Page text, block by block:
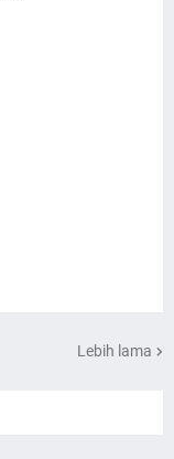
Lebih lama